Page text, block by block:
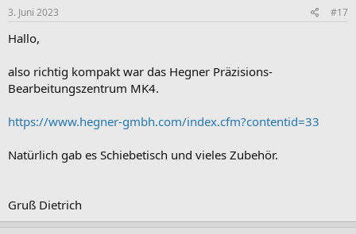
3. Juni 2023 #17
Hallo,
also richtig kompakt war das Hegner Präzisions-
Bearbeitungszentrum MK4.
https://www.hegner-gmbh.com/index.cfm?contentid=33
Natürlich gab es Schiebetisch und vieles Zubehör.
Gruß Dietrich